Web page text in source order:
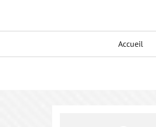
menu
Accueil